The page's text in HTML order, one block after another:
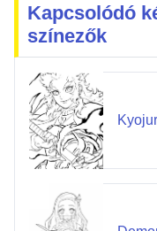
Kapcsolódó
színezők